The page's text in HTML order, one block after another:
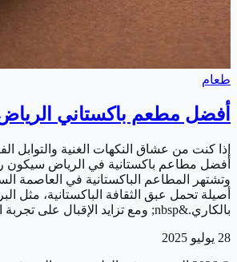
طعام
أفضل مطعم باكستاني
إذا كنت من عشاق النكهات الغنية والتوابل
أفضل مطاعم باكستانية في الرياض سيكون
وتشتهر المطاعم الباكستانية في العاصمة
أصيلة تحمل عبق الثقافة الباكستانية، مثل
بالكاري.&nbsp; ومع تزايد الإقبال على تجربة المأكول…
28 يوليو 2025